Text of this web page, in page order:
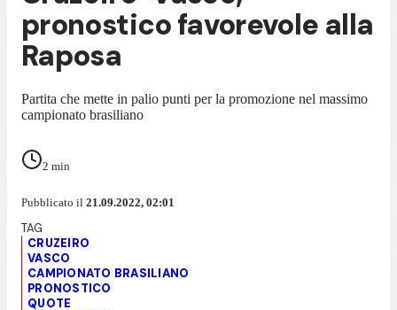
pronostico favorevole alla
Raposa
Partita che mette in palio punti per la promozione nel massimo
campionato brasiliano
2 min
Pubblicato il 21.09.2022, 02:01
CRUZEIRO
VASCO
CAMPIONATO BRASILIANO
PRONOSTICO
QUOTE